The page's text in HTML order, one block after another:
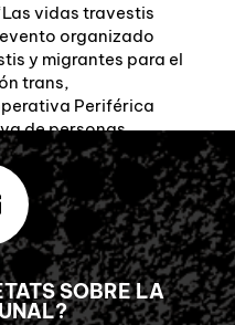
vidas travestis
organizado
y migrantes para el
trans,
Periférica
de personas...
SOBRE LA